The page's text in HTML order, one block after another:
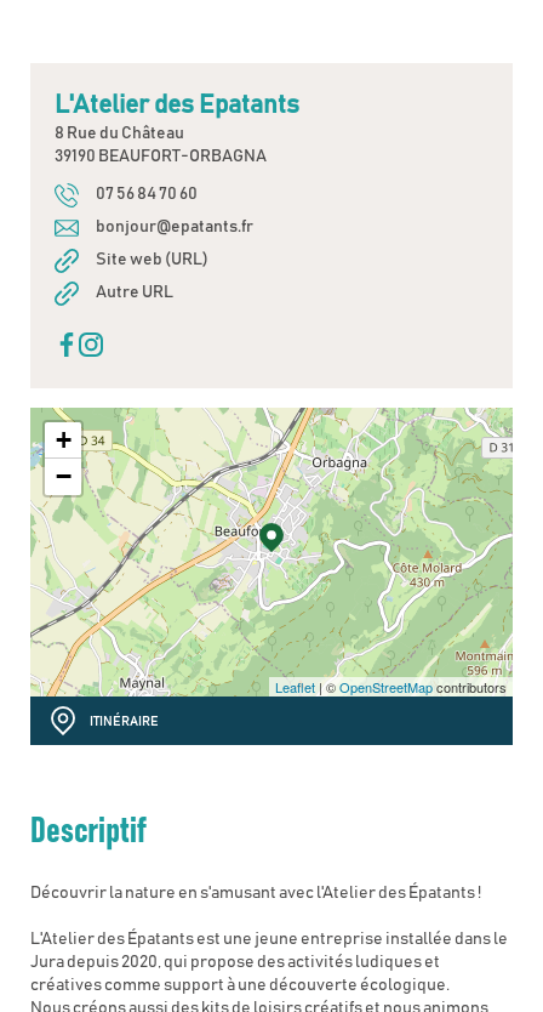
L'Atelier des Epatants
8 Rue du Château
39190 BEAUFORT-ORBAGNA
07 56 84 70 60
bonjour@epatants.fr
Site web (URL)
Autre URL
+
−
Leaflet| ©OpenStreetMapcontributors
ITINÉRAIRE
Descriptif
Découvrir la nature en s'amusant avec l'Atelier des Épatants !
L'Atelier des Épatants est une jeune entreprise installée dans le
Jura depuis 2020, qui propose des activités ludiques et
créatives comme support à une découverte écologique.
Nous créons aussi des kits de loisirs créatifs et nous animons